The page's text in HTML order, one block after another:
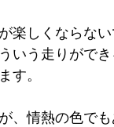
楽しくならな
いう走りがで
す。
、情熱の色で